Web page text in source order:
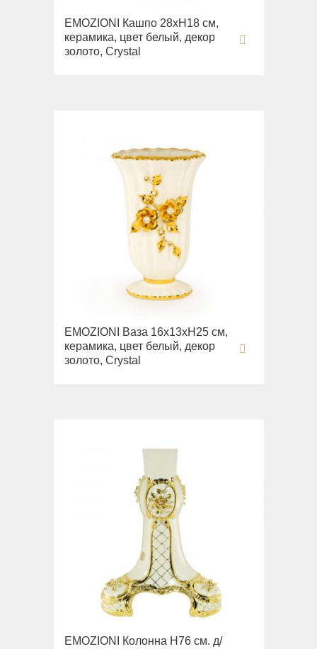
EMOZIONI Кашпо 28хН18 см,
керамика, цвет белый, декор
золото, Crystal
EMOZIONI Ваза 16х13хН25 см,
керамика, цвет белый, декор
золото, Crystal
EMOZIONI Колонна H76 см. д/